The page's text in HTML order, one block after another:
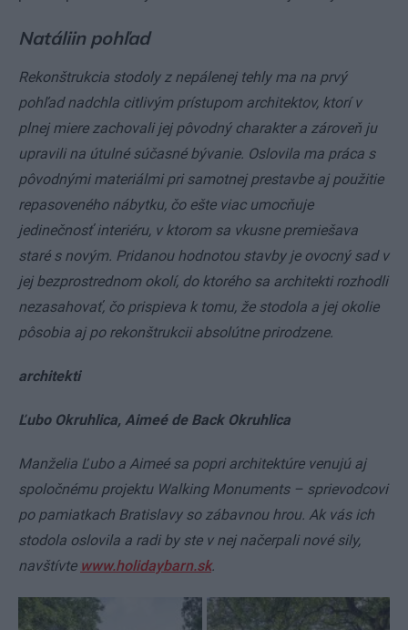
Natáliin pohľad
Rekonštrukcia stodoly z nepálenej tehly ma na prvý
pohľad nadchla citlivým prístupom architektov, ktorí v
plnej miere zachovali jej pôvodný charakter a zároveň ju
upravili na útulné súčasné bývanie. Oslovila ma práca s
pôvodnými materiálmi pri samotnej prestavbe aj použitie
repasoveného nábytku, čo ešte viac umocňuje
jedinečnosť interiéru, v ktorom sa vkusne premiešava
staré s novým. Pridanou hodnotou stavby je ovocný sad v
jej bezprostrednom okolí, do ktorého sa architekti rozhodli
nezasahovať, čo prispieva k tomu, že stodola a jej okolie
pôsobia aj po rekonštrukcii absolútne prirodzene.
architekti
Ľubo Okruhlica, Aimeé de Back Okruhlica
Manželia Ľubo a Aimeé sa popri architektúre venujú aj
spoločnému projektu Walking Monuments – sprievodcovi
po pamiatkach Bratislavy so zábavnou hrou. Ak vás ich
stodola oslovila a radi by ste v nej načerpali nové sily,
navštívte www.holidaybarn.sk.